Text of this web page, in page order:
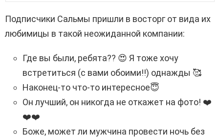
Подписчики Сальмы пришли в восторг от вида их
любимицы в такой неожиданной компании:
Где вы были, ребята?? 😍 Я тоже хочу
встретиться (с вами обоими!!) однажды 🥰
Наконец-то что-то интересное😇
Он лучший, он никогда не откажет на фото! ❤️
❤️❤️
Боже, может ли мужчина провести ночь без